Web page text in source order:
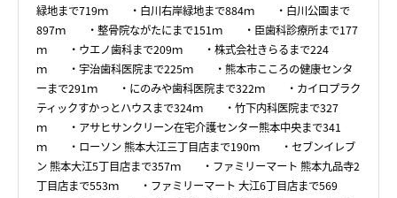
緑地まで719ｍ ・白川右岸緑地まで884ｍ ・白川公園まで
897ｍ ・整骨院ながたにまで151ｍ ・臣歯科診療所まで177
ｍ ・ウエノ歯科まで209ｍ ・株式会社きらるまで224
ｍ ・宇治歯科医院まで225ｍ ・熊本市こころの健康センタ
ーまで291ｍ ・にのみや歯科医院まで322ｍ ・カイロプラク
ティックすかっとハウスまで324ｍ ・竹下内科医院まで327
ｍ ・アサヒサンクリーン在宅介護センター熊本中央まで341
ｍ ・ローソン 熊本大江三丁目店まで190ｍ ・セブンイレブ
ン 熊本大江5丁目店まで357ｍ ・ファミリーマート 熊本九品寺2
丁目店まで553ｍ ・ファミリーマート 大江6丁目店まで569